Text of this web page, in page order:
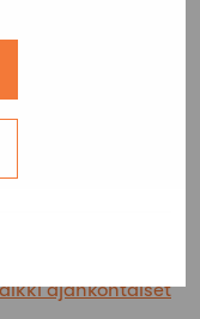
ajankohtaiset